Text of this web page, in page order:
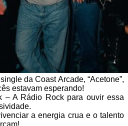
da Coast Arcade, “Acetone”,
estavam esperando!
– A Rádio Rock para ouvir essa
a energia crua e o talento